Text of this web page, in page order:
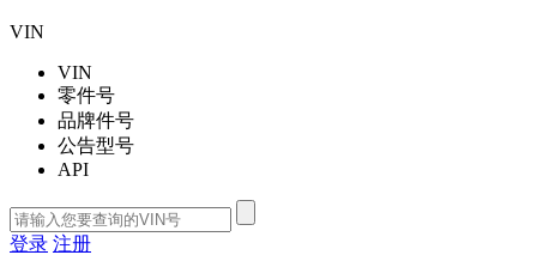
VIN
VIN
零件号
品牌件号
公告型号
API
登录 注册